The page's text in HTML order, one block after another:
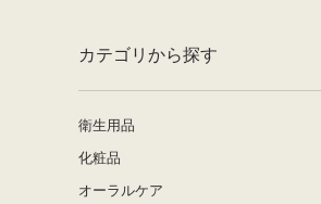
カテゴリから探す
衛生用品
化粧品
オーラルケア